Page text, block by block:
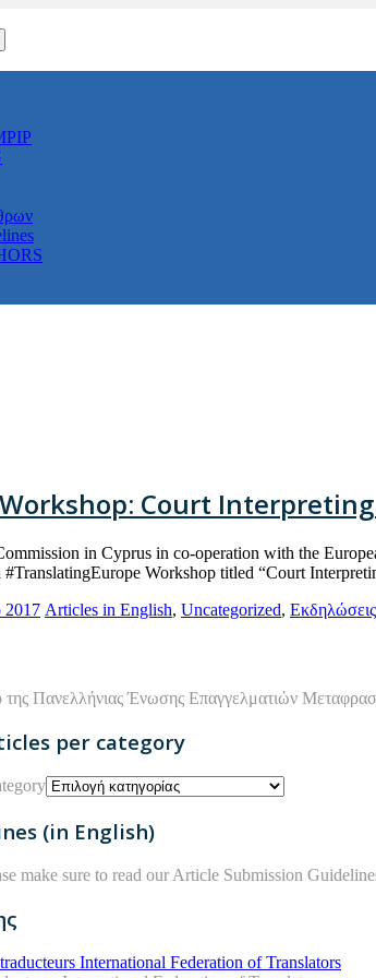
Court
in Cyprus in co-operation with the
Workshop titled “Court
2017 Articles in English, Uncategorized, Εκδηλώσεις
Πανελλήνιας Ένωσης Επαγγελματιών
per category
(in English)
make sure to read our Article Submission